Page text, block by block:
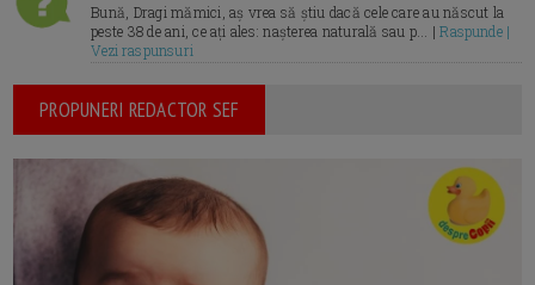
Bună, Dragi mămici, aș vrea să știu dacă cele care au născut la
peste 38 de ani, ce ați ales: nașterea naturală sau p... |Raspunde |
Vezi raspunsuri
PROPUNERI REDACTOR SEF